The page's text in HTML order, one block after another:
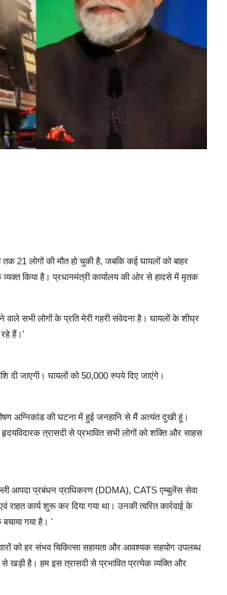
21 लोगों की मौत हो चुकी है, जबकि कई घायलों को बाहर
व्यक्त किया है। प्रधानमंत्री कार्यालय की ओर से हादसे में मृतक
वाले सभी लोगों के प्रति मेरी गहरी संवेदना है। घायलों के शीघ्र
रहे हैं।'
जाएगी। घायलों को 50,000 रुपये दिए जाएंगे।
अग्निकांड की घटना में हुई जनहानि से मैं अत्यंत दुखी हूं।
त्रासदी से प्रभावित सभी लोगों को शक्ति और साहस
आपदा प्रबंधन प्राधिकरण (DDMA), CATS एम्बुलेंस सेवा
कार्य शुरू कर दिया गया था। उनकी त्वरित कार्रवाई के
गया है। '
को हर संभव चिकित्सा सहायता और आवश्यक सहयोग उपलब्ध
से खड़ी है। हम इस त्रासदी से प्रभावित प्रत्येक व्यक्ति और